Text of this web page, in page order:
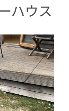
ハウス